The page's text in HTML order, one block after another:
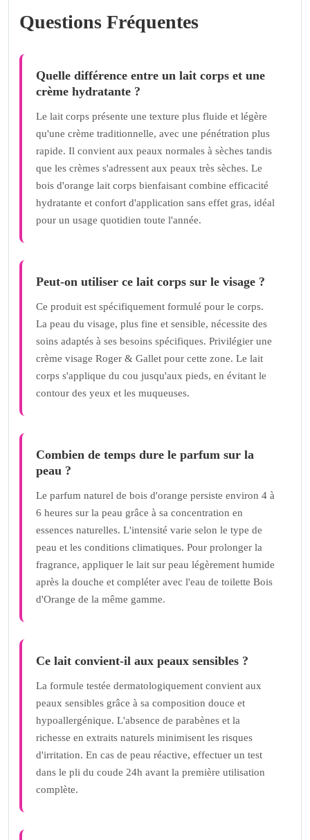
Questions Fréquentes
Quelle différence entre un lait corps et une
crème hydratante ?
Le lait corps présente une texture plus fluide et légère
qu'une crème traditionnelle, avec une pénétration plus
rapide. Il convient aux peaux normales à sèches tandis
que les crèmes s'adressent aux peaux très sèches. Le
bois d'orange lait corps bienfaisant combine efficacité
hydratante et confort d'application sans effet gras, idéal
pour un usage quotidien toute l'année.
Peut-on utiliser ce lait corps sur le visage ?
Ce produit est spécifiquement formulé pour le corps.
La peau du visage, plus fine et sensible, nécessite des
soins adaptés à ses besoins spécifiques. Privilégier une
crème visage Roger & Gallet pour cette zone. Le lait
corps s'applique du cou jusqu'aux pieds, en évitant le
contour des yeux et les muqueuses.
Combien de temps dure le parfum sur la
peau ?
Le parfum naturel de bois d'orange persiste environ 4 à
6 heures sur la peau grâce à sa concentration en
essences naturelles. L'intensité varie selon le type de
peau et les conditions climatiques. Pour prolonger la
fragrance, appliquer le lait sur peau légèrement humide
après la douche et compléter avec l'eau de toilette Bois
d'Orange de la même gamme.
Ce lait convient-il aux peaux sensibles ?
La formule testée dermatologiquement convient aux
peaux sensibles grâce à sa composition douce et
hypoallergénique. L'absence de parabènes et la
richesse en extraits naturels minimisent les risques
d'irritation. En cas de peau réactive, effectuer un test
dans le pli du coude 24h avant la première utilisation
complète.